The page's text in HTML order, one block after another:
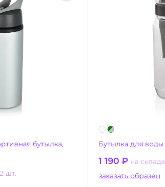
бутылка,
шт.
Бутылка для
1 190 ₽ на
заказать образец